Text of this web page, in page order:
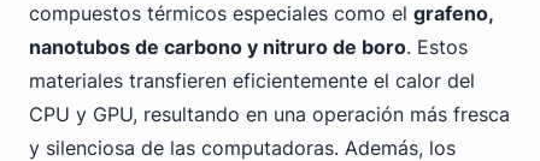
compuestos térmicos especiales como el grafeno,
nanotubos de carbono y nitruro de boro. Estos
materiales transfieren eficientemente el calor del
CPU y GPU, resultando en una operación más fresca
y silenciosa de las computadoras. Además, los